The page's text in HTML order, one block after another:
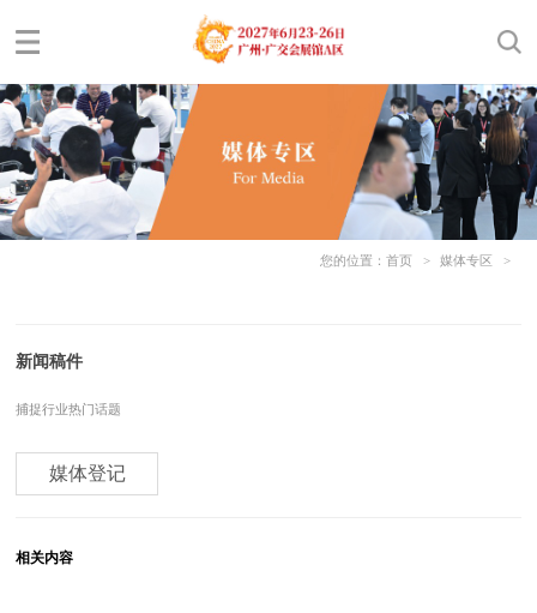
您的位置： 首页 > 媒体专区 >
新闻稿件
捕捉行业热门话题
媒体登记
相关内容